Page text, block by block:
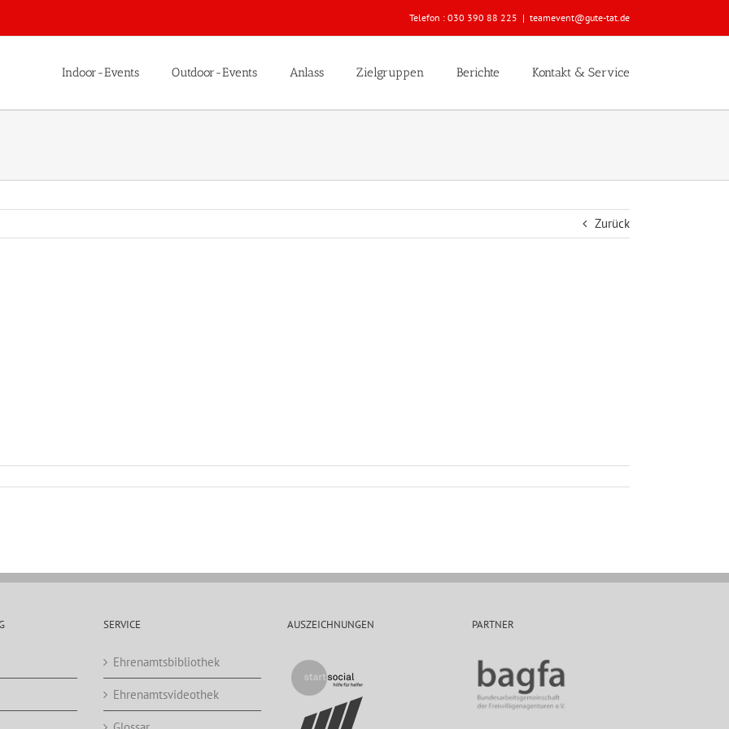
Telefon : 030 390 88 225 | teamevent@gute-tat.de
Indoor-Events Outdoor-Events Anlass Zielgruppen Berichte Kontakt & Service
Zurück
SERVICE
Ehrenamtsbibliothek
Ehrenamtsvideothek
AUSZEICHNUNGEN PARTNER